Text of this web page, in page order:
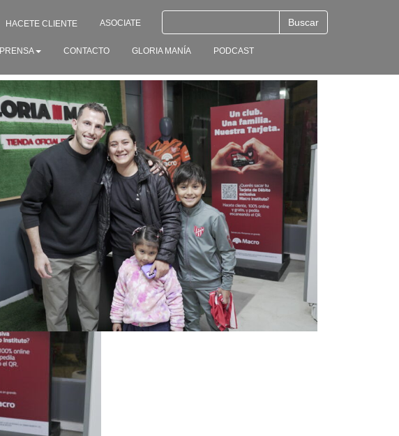
HACETE CLIENTE ASOCIATE
PRENSA CONTACTO GLORIA MANÍA PODCAST